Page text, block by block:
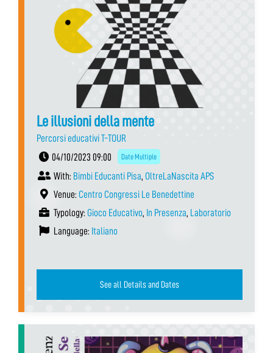
Le illusioni della mente
Percorsi educativi T-TOUR
04/10/2023 09:00
Date Multiple
With: Bimbi Educanti Pisa, OltreLaNascita APS
Venue: Centro Congressi Le Benedettine
Typology: Gioco Educativo, In Presenza, Laboratorio
Language: Italiano
See all Details and Dates